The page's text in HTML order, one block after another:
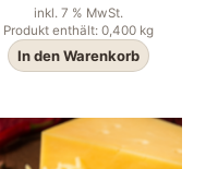
inkl. 7 % MwSt.
Produkt enthält: 0,400 kg
In den Warenkorb